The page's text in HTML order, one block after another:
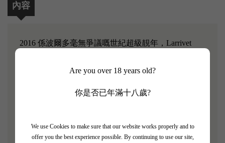
Are you over 18 years old?
你是否已年滿十八歲?
We use Cookies to make sure that our website works properly and to
offer you the best experience possible. By continuing to use our site,
內容
2016 係波爾多毫無爭議嘅世紀超級靚年，Larrivet
於完美氣候，呢支赤霞珠主導嘅紅酒果味極度濃縮，
樽就爆發出極度濃郁嘅黑車厘子果醬、黑布冧、朱古
實，口感極度豐厚油潤，單寧海量但已經打磨得似絲
絨咁滑，結構宏大得嚟又好平衡。 強烈建議提早醒